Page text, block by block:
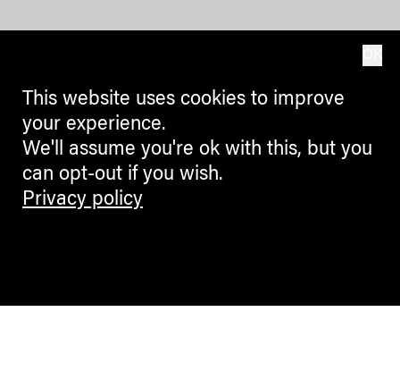
This website uses cookies to improve
your experience.
We'll assume you're ok with this, but you
can opt-out if you wish.
Privacy policy